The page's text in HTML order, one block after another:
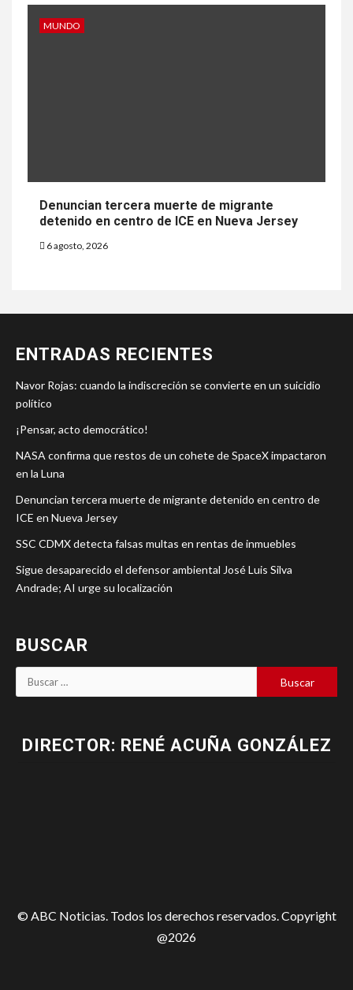
MUNDO
Denuncian tercera muerte de migrante
detenido en centro de ICE en Nueva Jersey
6 agosto, 2026
ENTRADAS RECIENTES
Navor Rojas: cuando la indiscreción se convierte en un suicidio
político
¡Pensar, acto democrático!
NASA confirma que restos de un cohete de SpaceX impactaron
en la Luna
Denuncian tercera muerte de migrante detenido en centro de
ICE en Nueva Jersey
SSC CDMX detecta falsas multas en rentas de inmuebles
Sigue desaparecido el defensor ambiental José Luis Silva
Andrade; AI urge su localización
BUSCAR
DIRECTOR: RENÉ ACUÑA GONZÁLEZ
© ABC Noticias. Todos los derechos reservados. Copyright
@2026